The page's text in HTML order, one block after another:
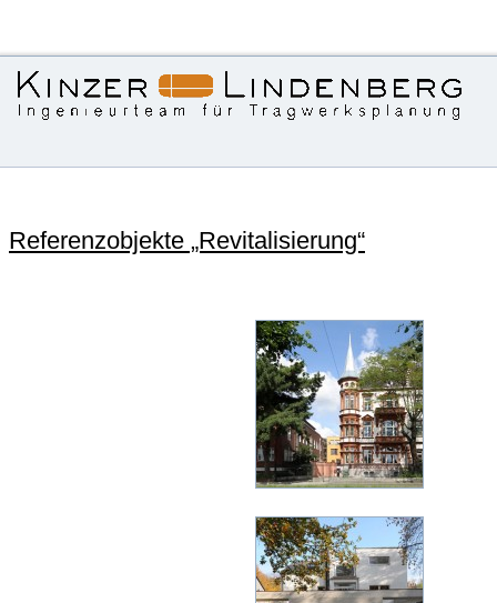
Referenzobjekte „Revitalisierung“